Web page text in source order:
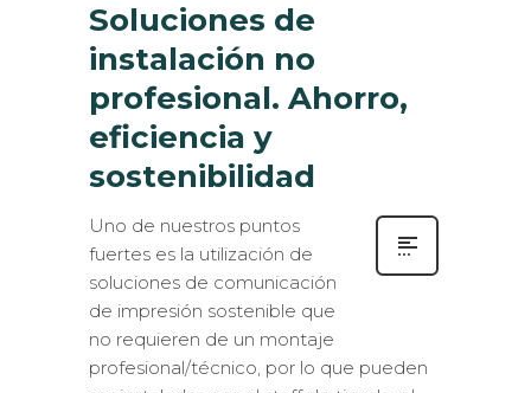
instalación no
profesional. Ahorro,
eficiencia y
sostenibilidad
fuertes es la utilización de
soluciones de comunicación
de impresión sostenible que
no requieren de un montaje
profesional/técnico, por lo que pueden
ser instaladas por el staff de tienda, el